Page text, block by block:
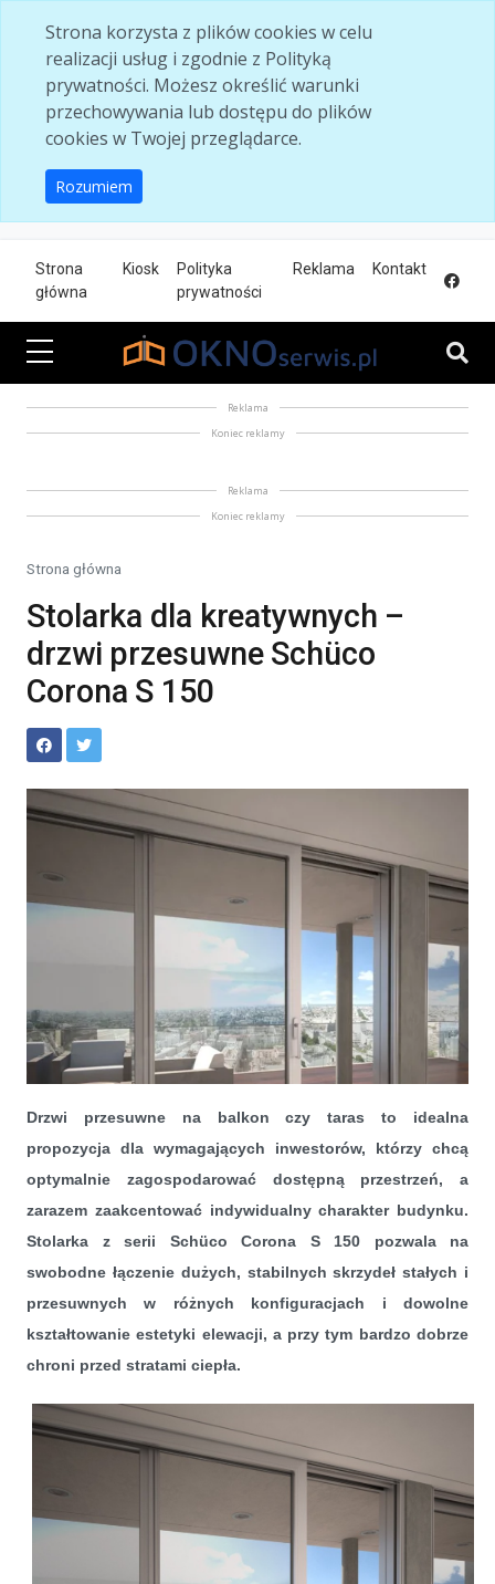
Strona korzysta z plików cookies w celu
realizacji usług i zgodnie z Polityką
prywatności. Możesz określić warunki
przechowywania lub dostępu do plików
cookies w Twojej przeglądarce.
Rozumiem
Strona
główna
Kiosk
Polityka
prywatności
Reklama Kontakt
Reklama
Koniec reklamy
Reklama
Koniec reklamy
Strona główna
Stolarka dla kreatywnych –
drzwi przesuwne Schüco
Corona S 150
Stolarka dla kreatywnych – drzwi przesuwne Schüco Corona S 150
Drzwi przesuwne na balkon czy taras to idealna
propozycja dla wymagających inwestorów, którzy chcą
optymalnie zagospodarować dostępną przestrzeń, a
zarazem zaakcentować indywidualny charakter budynku.
Stolarka z serii Schüco Corona S 150 pozwala na
swobodne łączenie dużych, stabilnych skrzydeł stałych i
przesuwnych w różnych konfiguracjach i dowolne
kształtowanie estetyki elewacji, a przy tym bardzo dobrze
chroni przed stratami ciepła.